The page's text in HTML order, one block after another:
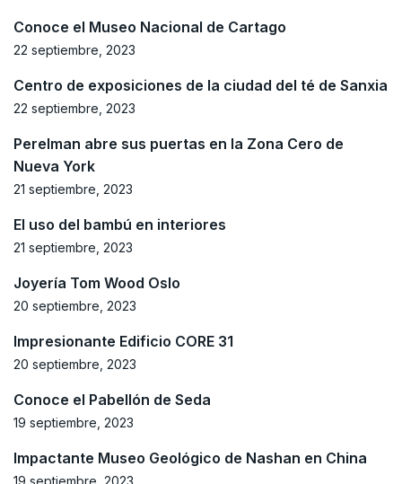
Conoce el Museo Nacional de Cartago
22 septiembre, 2023
Centro de exposiciones de la ciudad del té de Sanxia
22 septiembre, 2023
Perelman abre sus puertas en la Zona Cero de
Nueva York
21 septiembre, 2023
El uso del bambú en interiores
21 septiembre, 2023
Joyería Tom Wood Oslo
20 septiembre, 2023
Impresionante Edificio CORE 31
20 septiembre, 2023
Conoce el Pabellón de Seda
19 septiembre, 2023
Impactante Museo Geológico de Nashan en China
19 septiembre, 2023